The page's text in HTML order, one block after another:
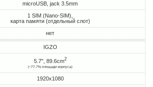
microUSB, jack 3.5mm
1 SIM (Nano-SIM),
карта памяти (отдельный слот)
нет
IGZO
5.7", 89.6cm2
(~77.7% площади корпуса)
1920x1080